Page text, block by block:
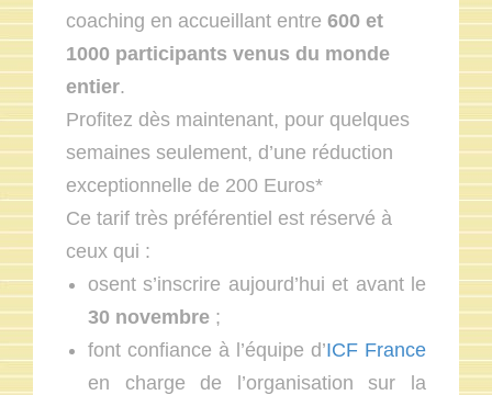
coaching en accueillant entre 600 et
1000 participants venus du monde
entier.
Profitez dès maintenant, pour quelques
semaines seulement, d’une réduction
exceptionnelle de 200 Euros*
Ce tarif très préférentiel est réservé à
ceux qui :
osent s’inscrire aujourd’hui et avant le
30 novembre ;
font confiance à l’équipe d’ICF France
en charge de l’organisation sur la